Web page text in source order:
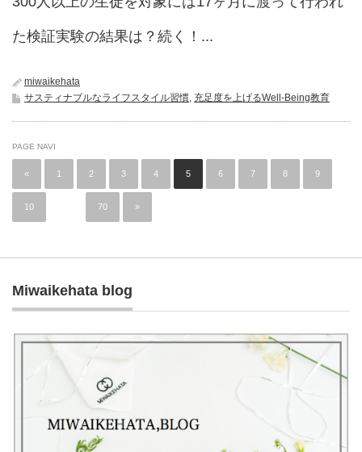
た検証実験の結果は？続く！...
miwaikehata
サスティナブルなライフスタイル習慣, 充足度を上げるWell-Being教育
PAGE NAVI
« 1 2 3 4 5 6 7 8 9
10 70 »
Miwaikehata blog